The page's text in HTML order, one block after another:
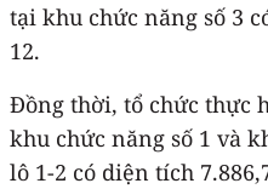
tại khu chức năng số 3
12.
Đồng thời, tổ chức thực
khu chức năng số 1 và
lô 1-2 có diện tích